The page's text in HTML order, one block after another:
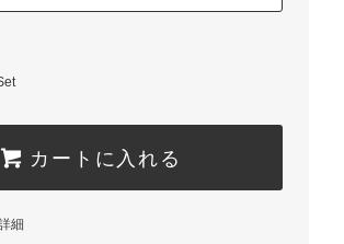
カートに入れる
細